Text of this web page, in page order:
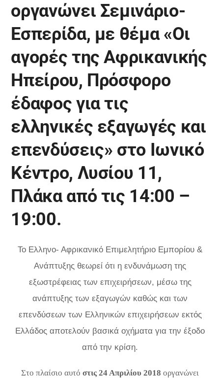
οργανώνει Σεμινάριο-
Εσπερίδα, με θέμα «Οι
αγορές της Αφρικανικής
Ηπείρου, Πρόσφορο
έδαφος για τις
ελληνικές εξαγωγές και
επενδύσεις» στο Ιωνικό
Κέντρο, Λυσίου 11,
Πλάκα από τις 14:00 –
19:00.
Το Ελληνο- Αφρικανικό Επιμελητήριο Εμπορίου &
Ανάπτυξης θεωρεί ότι η ενδυνάμωση της
εξωστρέφειας των επιχειρήσεων, μέσω της
ανάπτυξης των εξαγωγών καθώς και των
επενδύσεων των Ελληνικών επιχειρήσεων εκτός
Ελλάδος αποτελούν βασικά οχήματα για την έξοδο
από την κρίση.
Στο πλαίσιο αυτό στις 24 Απριλίου 2018 οργανώνει